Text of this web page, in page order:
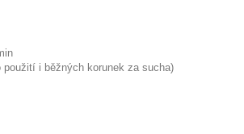
i běžných korunek za sucha)